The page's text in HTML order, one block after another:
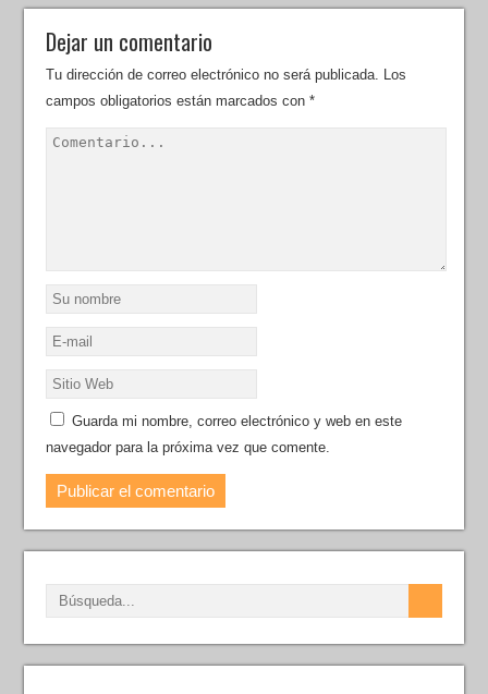
Dejar un comentario
Tu dirección de correo electrónico no será publicada. Los
campos obligatorios están marcados con*
Guarda mi nombre, correo electrónico y web en este
navegador para la próxima vez que comente.